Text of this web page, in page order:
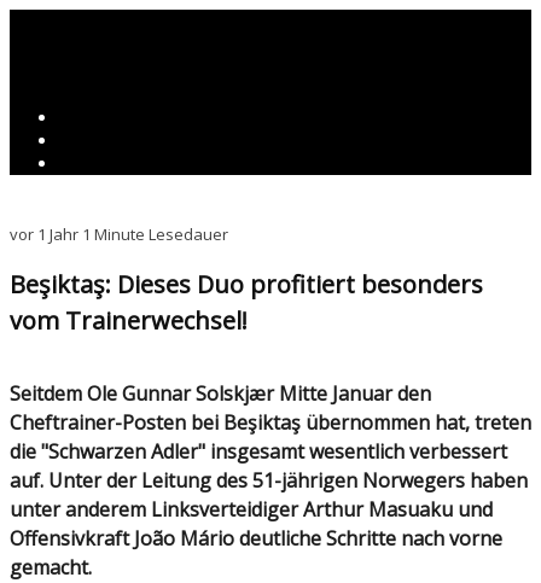
vor 1 Jahr 1 Minute Lesedauer
Beşiktaş: Dieses Duo profitiert besonders
vom Trainerwechsel!
Seitdem Ole Gunnar Solskjær Mitte Januar den
Cheftrainer-Posten bei Beşiktaş übernommen hat, treten
die "Schwarzen Adler" insgesamt wesentlich verbessert
auf. Unter der Leitung des 51-jährigen Norwegers haben
unter anderem Linksverteidiger Arthur Masuaku und
Offensivkraft João Mário deutliche Schritte nach vorne
gemacht.